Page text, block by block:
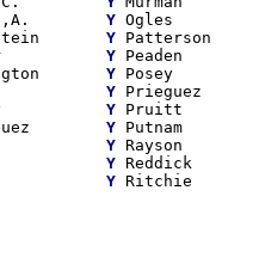
Y
Y
Y
Y
Y
Y
Y
Y
Y
Y